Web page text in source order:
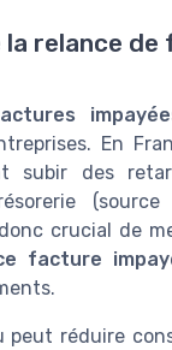
la relance
En
subir des
crucial de
facture
peut réduire